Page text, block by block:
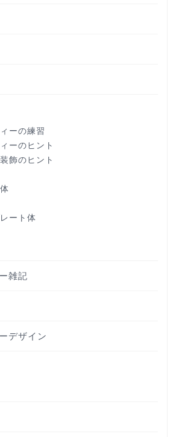
ーの練習
ーのヒント
飾のヒント
ート体
雑記
デザイン